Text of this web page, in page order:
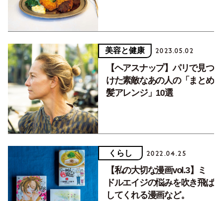
美容と健康 2023.05.02
【ヘアスナップ】パリで見つ
けた素敵なあの人の「まとめ
髪アレンジ」10選
くらし 2022.04.25
【私の大切な漫画vol.3】ミ
ドルエイジの悩みを吹き飛ば
してくれる漫画など。